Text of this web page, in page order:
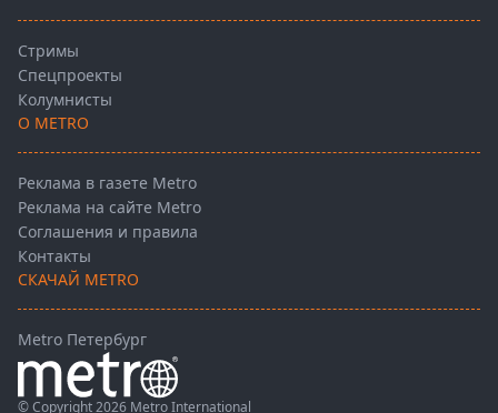
Стримы
Спецпроекты
Колумнисты
О METRO
Реклама в газете Metro
Реклама на сайте Metro
Соглашения и правила
Контакты
СКАЧАЙ METRO
Metro Петербург
© Copyright 2026 Metro International